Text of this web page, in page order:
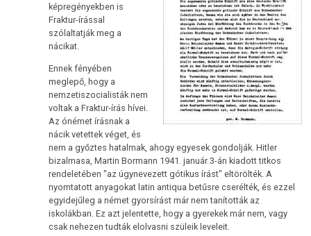
képregényekben is
Fraktur-írással
szólaltatják meg a
nácikat.
Ennek fényében
meglepő, hogy a
nemzetiszocialisták nem
voltak a Fraktur-írás hívei.
Az ónémet írásnak a
nácik vetettek véget, és
nem a győztes hatalmak, ahogy egyesek gondolják. Hitler
bizalmasa, Martin Bormann 1941. január 3-án kiadott titkos
rendeletében "az úgynevezett gótikus írást" eltörölték. A
nyomtatott anyagokat latin antiqua betűsre cserélték, és ezzel
egyidejűleg a német gyorsírást már nem tanították az
iskolákban. Ez azt jelentette, hogy a gyerekek már nem, vagy
csak nehezen tudták elolvasni szüleik leveleit.